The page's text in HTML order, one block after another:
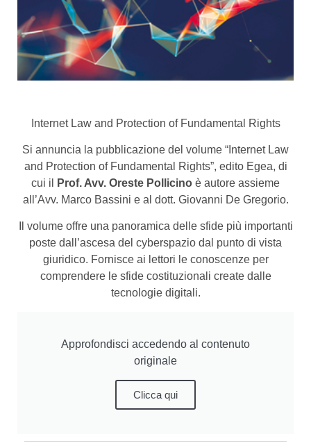
Internet Law and Protection of Fundamental Rights
Si annuncia la pubblicazione del volume “Internet Law
and Protection of Fundamental Rights”, edito Egea, di
cui il
Prof. Avv. Oreste Pollicino è autore assieme
all’Avv. Marco Bassini e al dott. Giovanni De Gregorio.
Il volume offre una panoramica delle sfide più importanti
poste dall’ascesa del cyberspazio dal punto di vista
giuridico. Fornisce ai lettori le conoscenze per
comprendere le sfide costituzionali create dalle
tecnologie digitali.
Approfondisci accedendo al contenuto
originale
Clicca qui